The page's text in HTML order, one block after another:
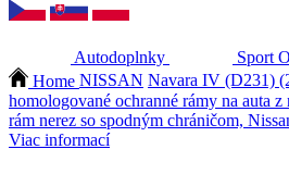
Autodoplnky Sport
Home NISSAN Navara IV (D231)
homologované ochranné rámy na auta z
rám nerez so spodným chráničom,
Viac informací